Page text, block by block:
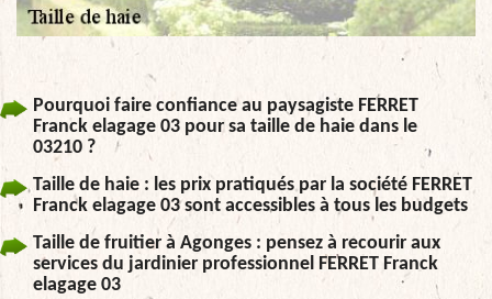
Pourquoi faire confiance au paysagiste FERRET
Franck elagage 03 pour sa taille de haie dans le
03210 ?
Taille de haie : les prix pratiqués par la société FERRET
Franck elagage 03 sont accessibles à tous les budgets
Taille de fruitier à Agonges : pensez à recourir aux
services du jardinier professionnel FERRET Franck
elagage 03